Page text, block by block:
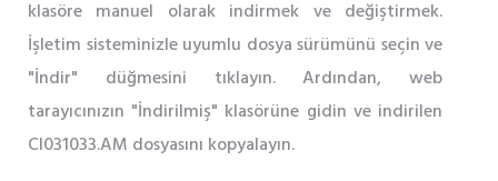
klasöre manuel olarak indirmek ve değiştirmek.
İşletim sisteminizle uyumlu dosya sürümünü seçin ve
"İndir" düğmesini tıklayın. Ardından, web
tarayıcınızın "İndirilmiş" klasörüne gidin ve indirilen
CI031033.AM dosyasını kopyalayın.